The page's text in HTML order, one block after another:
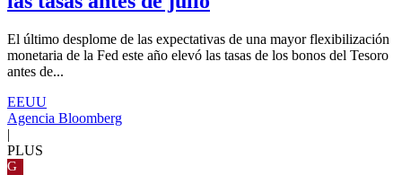
El último desplome de las expectativas de una mayor flexibilización
monetaria de la Fed este año elevó las tasas de los bonos del Tesoro
antes de...
EEUU
Agencia Bloomberg
|
PLUS
G